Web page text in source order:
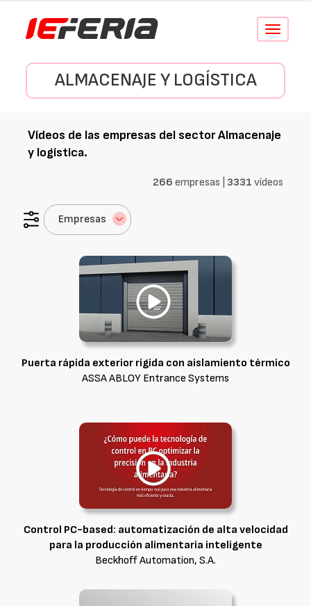
Conmutar
ALMACENAJE Y LOGÍSTICA
Vídeos de las empresas del sectorAlmacenaje
y logística.
266 empresas | 3331 vídeos
Empresas
Puerta rápida exterior rígida con aislamiento térmico
ASSA ABLOY Entrance Systems
Control PC-based: automatización de alta velocidad
para la producción alimentaria inteligente
Beckhoff Automation, S.A.